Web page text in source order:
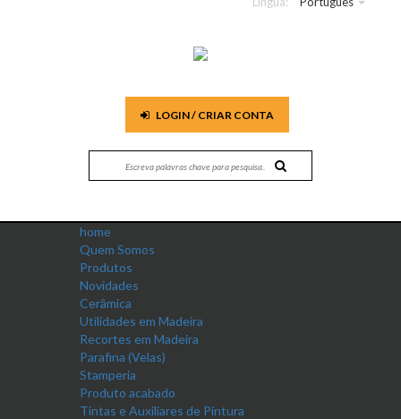
LOGIN / CRIAR CONTA
home
Quem Somos
Produtos
Novidades
Cerâmica
Utilidades em Madeira
Recortes em Madeira
Parafina (Velas)
Stamperia
Produto acabado
Tintas e Auxiliares de Pintura